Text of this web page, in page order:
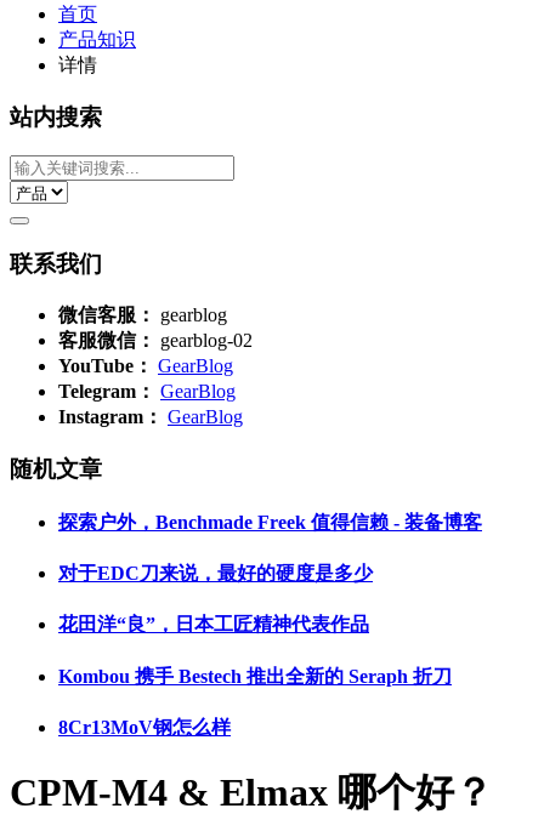
首页
产品知识
详情
站内搜索
联系我们
微信客服：
gearblog
客服微信：
gearblog-02
YouTube： GearBlog
Telegram： GearBlog
Instagram： GearBlog
随机文章
探索户外，Benchmade Freek 值得信赖 - 装备博客
对于EDC刀来说，最好的硬度是多少
花田洋“良”，日本工匠精神代表作品
Kombou 携手 Bestech 推出全新的 Seraph 折刀
8Cr13MoV钢怎么样
CPM-M4 & Elmax 哪个好？